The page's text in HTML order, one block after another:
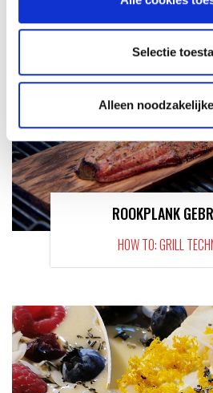
Selectie
Alleen
ROOKPLANK
HOW TO: GRILL